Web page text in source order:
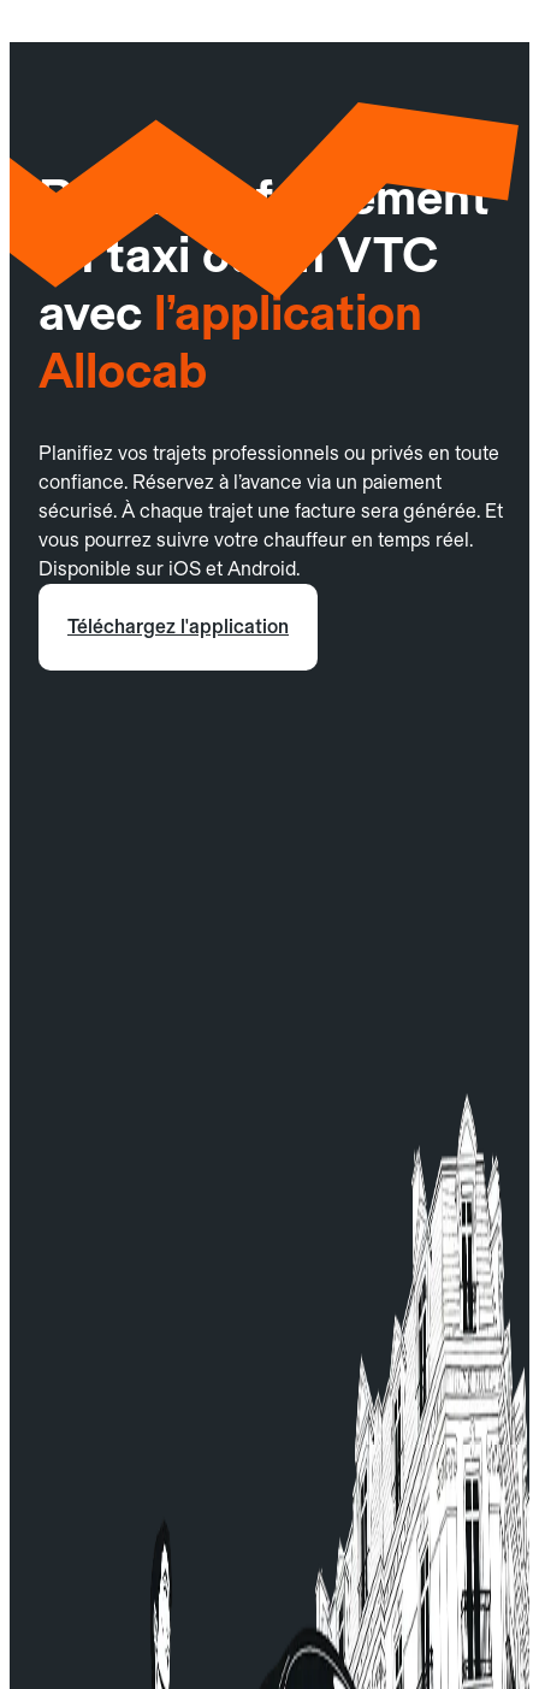
Réservez facilement
un taxi ou un VTC
avec l’application
Allocab
Planifiez vos trajets professionnels ou privés en toute
confiance. Réservez à l’avance via un paiement
sécurisé. À chaque trajet une facture sera générée. Et
vous pourrez suivre votre chauffeur en temps réel.
Disponible sur iOS et Android.
Téléchargez l'application